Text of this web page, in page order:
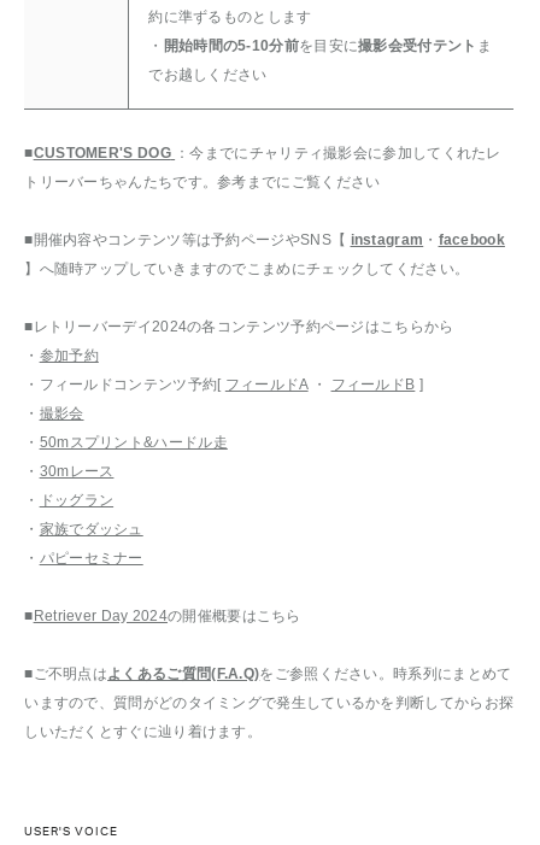
約に準ずるものとします
・ 開始時間の5-10分前を目安に撮影会受付テント ま
でお越しください
■CUSTOMER'S DOG ：今までにチャリティ撮影会に参加してくれたレ
トリーバーちゃんたちです。参考までにご覧ください
■開催内容やコンテンツ等は予約ページやSNS【 instagram ・ facebook
】へ随時アップしていきますのでこまめにチェックしてください。
■レトリーバーデイ2024の各コンテンツ予約ページはこちらから
・ 参加予約
・フィールドコンテンツ予約[ フィールドA・ フィールドB ]
・ 撮影会
・ 50mスプリント&ハードル走
・ 30mレース
・
ドッグラン
・ 家族でダッシュ
・ パピーセミナー
■Retriever Day 2024の開催概要はこちら
■ご不明点はよくあるご質問(F.A.Q)をご参照ください。時系列にまとめて
いますので、質問がどのタイミングで発生しているかを判断してからお探
しいただくとすぐに辿り着けます。
USER'S VOICE